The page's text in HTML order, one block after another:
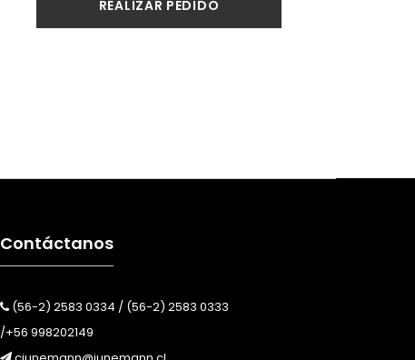
REALIZAR PEDIDO
Contáctanos
(56-2) 2583 0334 / (56-2) 2583 0333
/+56 998202149